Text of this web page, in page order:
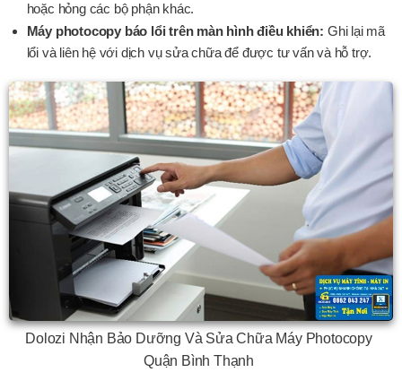
hoặc hỏng các bộ phận khác.
Máy photocopy báo lổi trên màn hình điều khiển: Ghi lại mã
lổi và liên hệ với dịch vụ sửa chữa để được tư vấn và hỗ trợ.
Dolozi Nhận Bảo Dưỡng Và Sửa Chữa Máy Photocopy
Quận Bình Thạnh